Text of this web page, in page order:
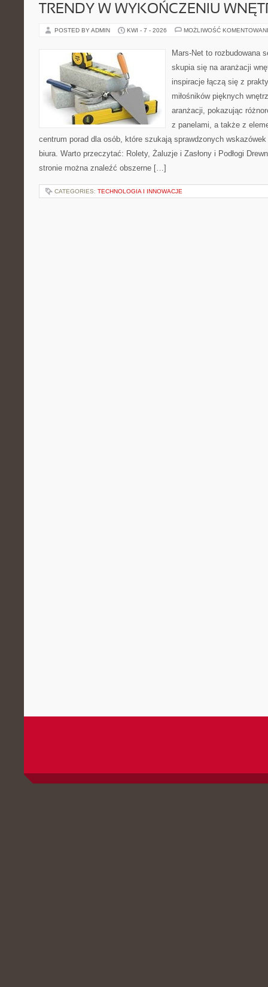
TRENDY W WYKOŃCZENIU
POSTED BY ADMIN KWI - 7 - 2026 MOŻLIWOŚĆ
Mars-Net to rozbudowana
skupia się na aranżacji
inspiracje łączą się z
miłośników pięknych
aranżacji, pokazując
z panelami, a także z
centrum porad dla osób, które szukają sprawdzonych
biura. Warto przeczytać: Rolety, Żaluzje i Zasłony i Podłogi
stronie można znaleźć obszerne […]
CATEGORIES: TECHNOLOGIA I INNOWACJE